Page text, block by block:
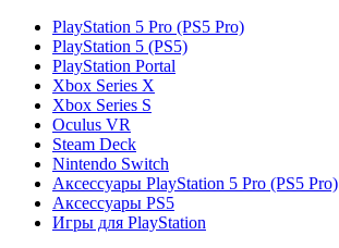
PlayStation 5 Pro (PS5 Pro)
PlayStation 5 (PS5)
PlayStation Portal
Xbox Series X
Xbox Series S
Oculus VR
Steam Deck
Nintendo Switch
Аксессуары PlayStation 5 Pro (PS5 Pro)
Аксессуары PS5
Игры для PlayStation